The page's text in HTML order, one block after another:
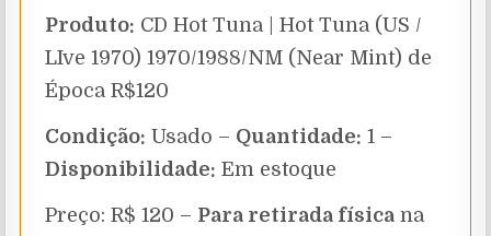
Produto: CD Hot Tuna | Hot Tuna (US /
LIve 1970) 1970/1988/NM (Near Mint) de
Época R$120
Condição: Usado – Quantidade: 1 –
Disponibilidade: Em estoque
Preço: R$ 120 – Para retirada física na